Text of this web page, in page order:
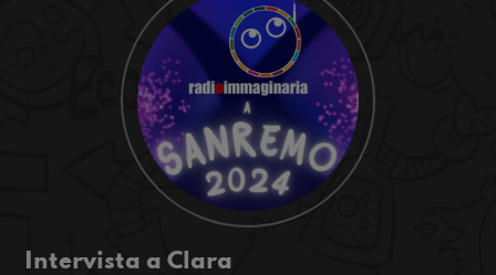
Intervista a Clara